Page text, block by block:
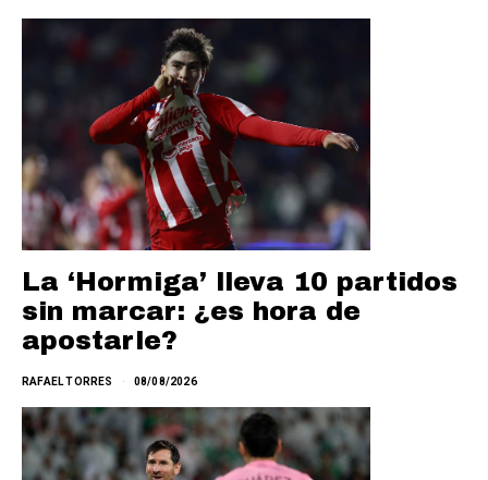
La ‘Hormiga’ lleva 10 partidos
sin marcar: ¿es hora de
apostarle?
RAFAEL TORRES 08/08/2026